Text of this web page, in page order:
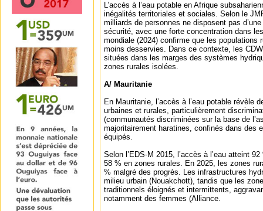
L’accès à l’eau potable en Afrique
inégalités territoriales et sociales. Selon le
milliards de personnes ne disposent pas
sécurité, avec une forte concentration dans
mondiale (2024) confirme que les populations
moins desservies. Dans ce contexte, les
situées dans les marges des systèmes
zones rurales isolées.
A/ Mauritanie
En Mauritanie, l’accès à l’eau potable révèle
urbaines et rurales, particulièrement
(communautés discriminées sur la base de
majoritairement haratines, confinés dans des
équipés.
Selon l’EDS-M 2015, l’accès à l’eau atteint
58 % en zones rurales. En 2025, les zones
% malgré des progrès. Les infrastructures
milieu urbain (Nouakchott), tandis que les
traditionnels éloignés et intermittents,
notamment des femmes (Alliance.